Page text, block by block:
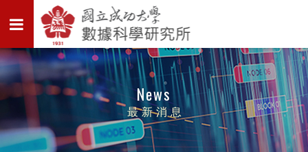
News
最新消息